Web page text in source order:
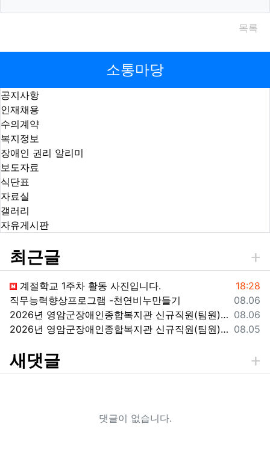
목록
소통마당
공지사항
인재채용
수의계약
복지정보
장애인 권리 알리미
보도자료
식단표
자료실
갤러리
자유게시판
최근글
등록일
18:28
계절학교 1주차 활동 사진입니다.
등록일
08.06
직무능력향상프로그램 -천연비누만들기
등록일
08.06
2026년 영암군장애인종합복지관 신규직원(팀원) 채용 재공고
등록일
08.05
2026년 영암군장애인종합복지관 신규직원(팀원) 채용 재공고 결과
새댓글
댓글이 없습니다.